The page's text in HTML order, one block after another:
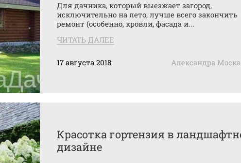
Для дачника, который выезжает загород,
исключительно на лето, лучше всего закончить
ремонт (особенно, кровли, фасада и...
ЧИТАТЬ ДАЛЕЕ
17 августа 2018 Александра
Красотка гортензия в
дизайне